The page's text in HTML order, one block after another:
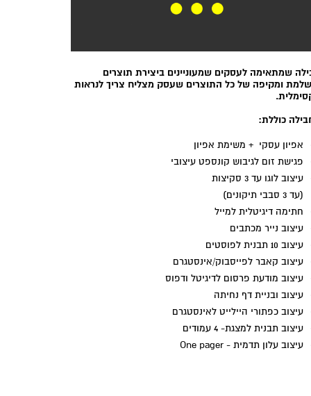
שמתאימה לעסקים שמעוניינים ביצירת תוצרים
ומקיפה של כל התוצרים שעסק מצליח צריך לנראות
כוללת:
אפיון עסקי + משימת אפיון
פגישת זום לגיבוש קונספט עיצובי
עיצוב לוגו עד 3 סקיצות
(עד 3 סבבי תיקונים)
חתימה דיגיטלית למייל
עיצוב נייר מכתבים
עיצוב 10 תבנית לפוסטים
עיצוב קאבר לפייסבוק/אינסטגרם
עיצוב מודעת פרסום לדיגיטל ודפוס
עיצוב ובניית דף נחיתה
עיצוב כפתורי היילייט לאינסטגרם
עיצוב תבנית למצגת- 4 עמודים
עיצוב עלון תדמית - One pager